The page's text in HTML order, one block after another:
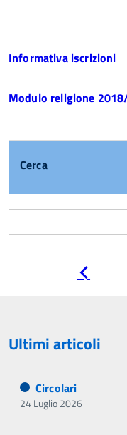
Informativa iscrizioni
Modulo religione
Cerca
Ultimi articoli
Circolari
24 Luglio 2026